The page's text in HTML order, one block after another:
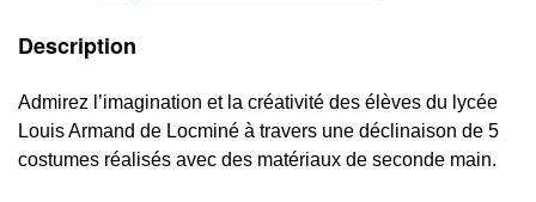
Description
Admirez l’imagination et la créativité des élèves du lycée
Louis Armand de Locminé à travers une déclinaison de 5
costumes réalisés avec des matériaux de seconde main.